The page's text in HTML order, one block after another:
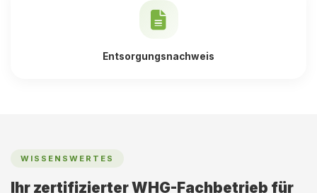
Entsorgungsnachweis
WISSENSWERTES
Ihr zertifizierter WHG-Fachbetrieb für